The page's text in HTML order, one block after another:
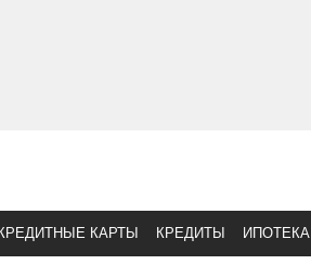
КРЕДИТНЫЕ КАРТЫ КРЕДИТЫ ИПОТЕКА